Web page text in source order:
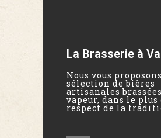
La Brasserie à
Nous vous
sélection de bières
artisanales
vapeur, dans le plus
respect de la